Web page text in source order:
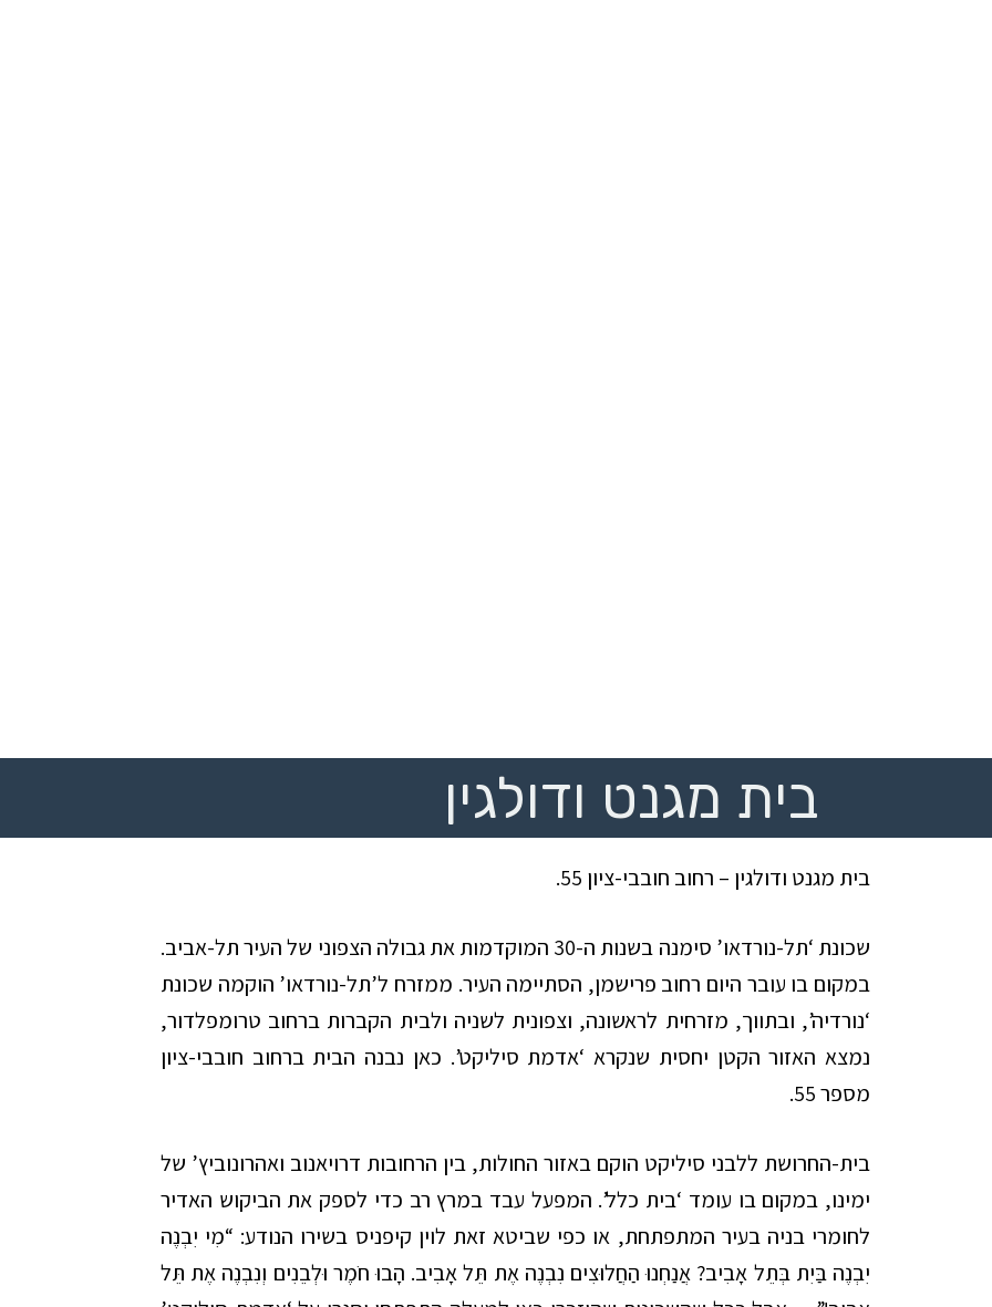
בית מגנט ודולגין
בית מגנט ודולגין – רחוב חובבי-ציון 55.
שכונת ‘תל-נורדאו’ סימנה בשנות ה-30 המוקדמות את גבולה הצפוני של העיר תל-אביב.
במקום בו עובר היום רחוב פרישמן, הסתיימה העיר. ממזרח ל’תל-נורדאו’ הוקמה שכונת
‘נורדיה’, ובתווך, מזרחית לראשונה, וצפונית לשניה ולבית הקברות ברחוב טרומפלדור,
נמצא האזור הקטן יחסית שנקרא ‘אדמת סיליקט’. כאן נבנה הבית ברחוב חובבי-ציון
מספר 55.
בית-החרושת ללבני סיליקט הוקם באזור החולות, בין הרחובות דרויאנוב ואהרונוביץ’ של
ימינו, במקום בו עומד ‘בית כלל’. המפעל עבד במרץ רב כדי לספק את הביקוש האדיר
לחומרי בניה בעיר המתפתחת, או כפי שביטא זאת לוין קיפניס בשירו הנודע: “מִי יִבְנֶה
יִבְנֶה בַּיִת בְּתֵל אָבִיב? אֲנַחְנוּ הַחֲלוּצִים נִבְנֶה אֶת תֵּל אָבִיב. הָבוּ חֹמֶר וּלְבֵנִים וְנִבְנֶה אֶת תֵּל